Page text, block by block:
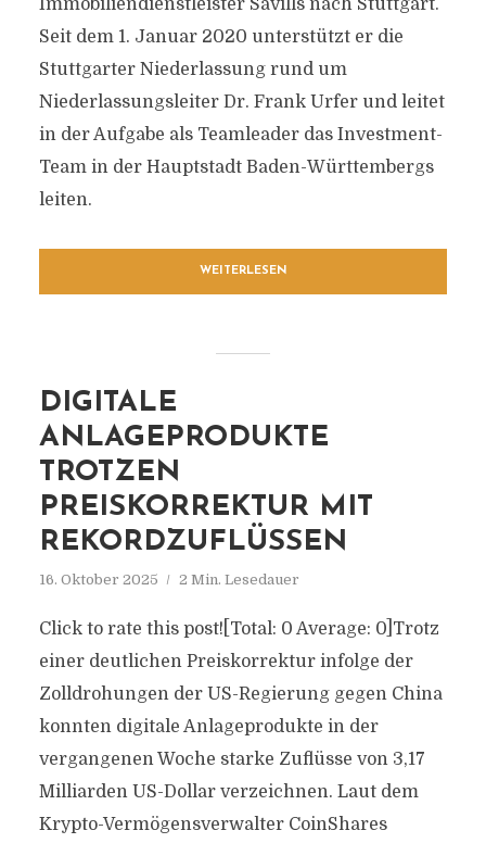
Immobiliendienstleister Savills nach Stuttgart.
Seit dem 1. Januar 2020 unterstützt er die
Stuttgarter Niederlassung rund um
Niederlassungsleiter Dr. Frank Urfer und leitet
in der Aufgabe als Teamleader das Investment-
Team in der Hauptstadt Baden-Württembergs
leiten.
WEITERLESEN
DIGITALE
ANLAGEPRODUKTE
TROTZEN
PREISKORREKTUR MIT
REKORDZUFLÜSSEN
16. Oktober 2025 2 Min. Lesedauer
Click to rate this post![Total: 0 Average: 0]Trotz
einer deutlichen Preiskorrektur infolge der
Zolldrohungen der US-Regierung gegen China
konnten digitale Anlageprodukte in der
vergangenen Woche starke Zuflüsse von 3,17
Milliarden US-Dollar verzeichnen. Laut dem
Krypto-Vermögensverwalter CoinShares